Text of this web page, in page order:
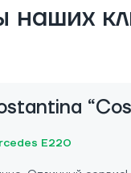
наших
E220